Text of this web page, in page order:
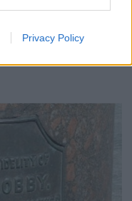
Privacy Policy
éves korában